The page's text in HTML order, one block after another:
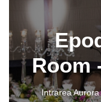
Room
Intrarea